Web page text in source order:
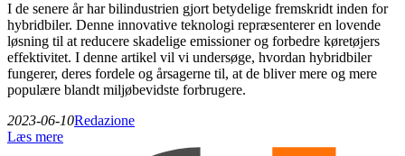
I de senere år har bilindustrien gjort betydelige fremskridt inden for
hybridbiler. Denne innovative teknologi repræsenterer en lovende
løsning til at reducere skadelige emissioner og forbedre køretøjers
effektivitet. I denne artikel vil vi undersøge, hvordan hybridbiler
fungerer, deres fordele og årsagerne til, at de bliver mere og mere
populære blandt miljøbevidste forbrugere.
2023-06-10Redazione
Læs mere